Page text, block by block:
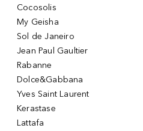
Cocosolis
My Geisha
Sol de Janeiro
Jean Paul Gaultier
Rabanne
Dolce&Gabbana
Yves Saint Laurent
Kerastase
Lattafa